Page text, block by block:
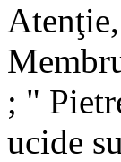
; "
ucide